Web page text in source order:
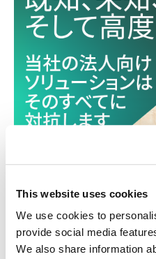
This website uses cookies
We use cookies to
provide social media
We also share information